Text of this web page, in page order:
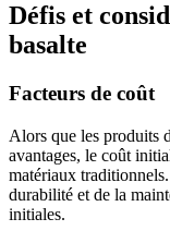
Défis et
basalte
Facteurs de coût
Alors que les produits
avantages, le coût
matériaux
durabilité et de la
initiales.